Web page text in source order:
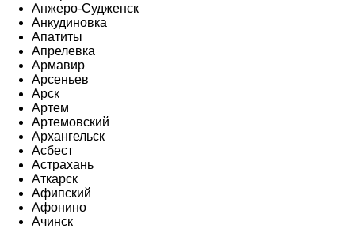
Анжеро-Судженск
Анкудиновка
Апатиты
Апрелевка
Армавир
Арсеньев
Арск
Артем
Артемовский
Архангельск
Асбест
Астрахань
Аткарск
Афипский
Афонино
Ачинск